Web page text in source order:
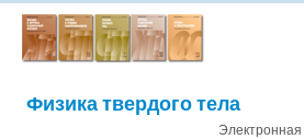
Физика твердого тела
Электронная